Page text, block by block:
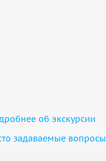
об экскурсии
задаваемые вопросы